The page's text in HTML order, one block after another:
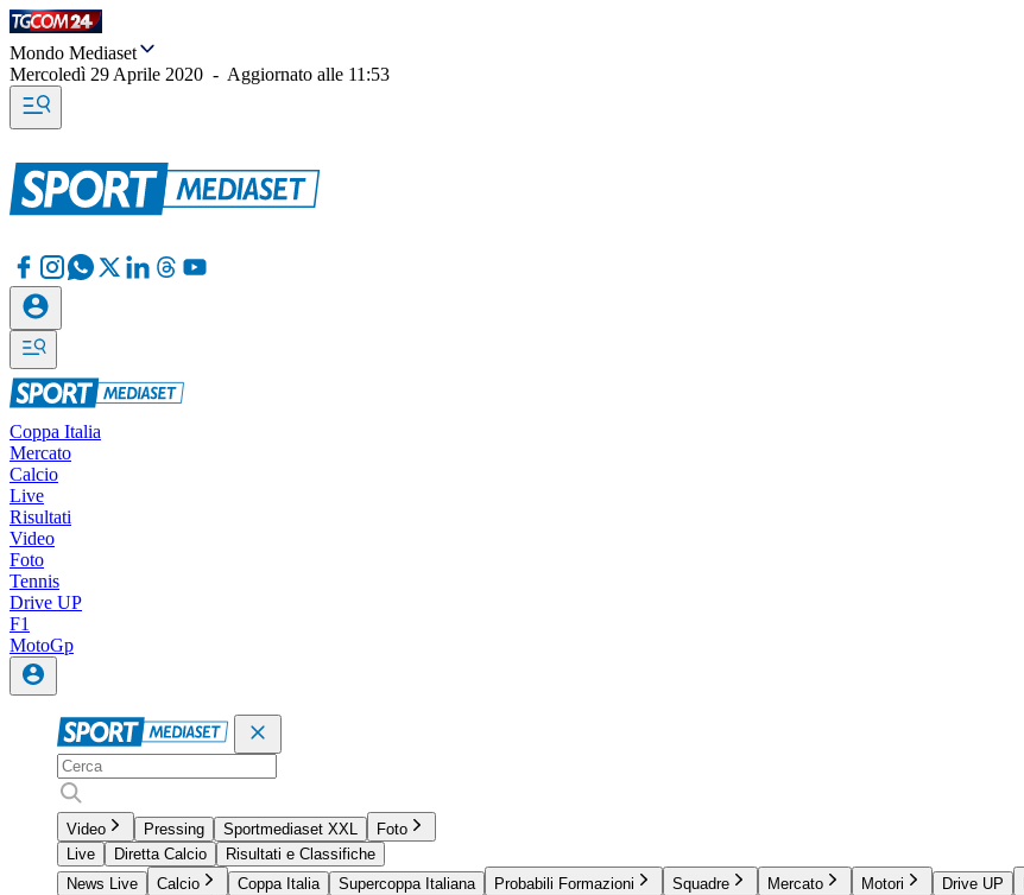
Mondo Mediaset
Mercoledì 29 Aprile 2020 - Aggiornato alle 11:53
Coppa Italia
Mercato
Calcio
Live
Risultati
Video
Foto
Tennis
Drive UP
F1
MotoGp
Video Pressing Sportmediaset XXL
Foto
Live
Diretta Calcio
Risultati e Classifiche
News Live
Calcio Coppa Italia Supercoppa Italiana Probabili Formazioni Squadre Mercato Motori Drive UP